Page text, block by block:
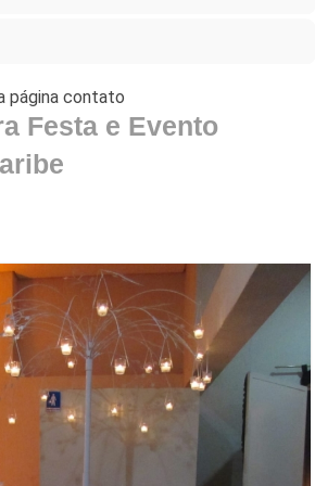
Festa e Evento